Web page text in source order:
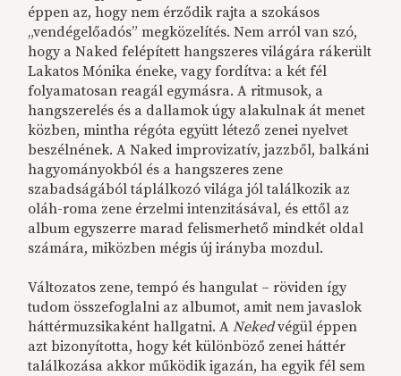
éppen az, hogy nem érződik rajta a szokásos
„vendégelőadós” megközelítés. Nem arról van szó,
hogy a Naked felépített hangszeres világára rákerült
Lakatos Mónika éneke, vagy fordítva: a két fél
folyamatosan reagál egymásra. A ritmusok, a
hangszerelés és a dallamok úgy alakulnak át menet
közben, mintha régóta együtt létező zenei nyelvet
beszélnének. A Naked improvizatív, jazzből, balkáni
hagyományokból és a hangszeres zene
szabadságából táplálkozó világa jól találkozik az
oláh-roma zene érzelmi intenzitásával, és ettől az
album egyszerre marad felismerhető mindkét oldal
számára, miközben mégis új irányba mozdul.
Változatos zene, tempó és hangulat – röviden így
tudom összefoglalni az albumot, amit nem javaslok
háttérmuzsikaként hallgatni. ANekedvégül éppen
azt bizonyította, hogy két különböző zenei háttér
találkozása akkor működik igazán, ha egyik fél sem